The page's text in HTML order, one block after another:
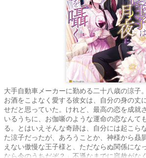
大手自動車メーカーに勤める二十八歳の涼子
お酒をこよなく愛する彼女は、自分の身の丈
せだと思っていた。けれど、最高の恋を成就
いるうちに、お伽噺のような運命の恋なんて
る。とはいえそんな奇跡は、自分には起こ
た涼子だったが、あろうことか、神様から贔
えない傲慢な王子様と、ただならぬ関係に
なら今のうちだぞ？」不遜なまでに容赦がな